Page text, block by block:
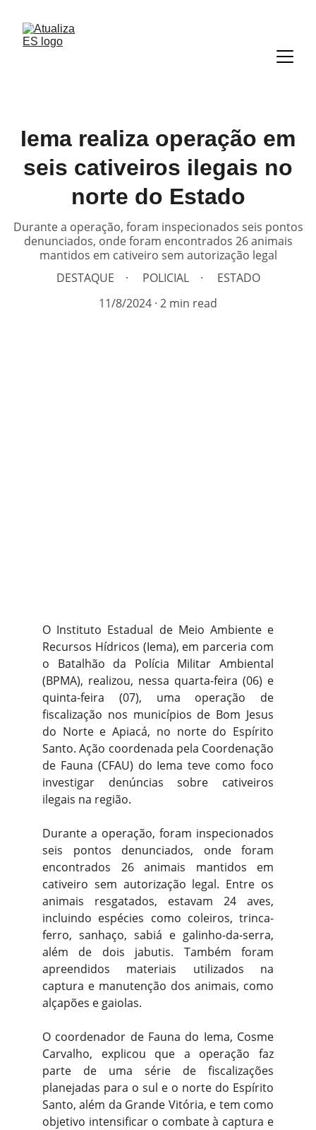
Iema realiza operação em
seis cativeiros ilegais no
norte do Estado
Durante a operação, foram inspecionados seis pontos
denunciados, onde foram encontrados 26 animais
mantidos em cativeiro sem autorização legal
DESTAQUE
POLICIAL
ESTADO
11/8/2024 2 min read
O Instituto Estadual de Meio Ambiente e
Recursos Hídricos (Iema), em parceria com
o Batalhão da Polícia Militar Ambiental
(BPMA), realizou, nessa quarta-feira (06) e
quinta-feira (07), uma operação de
fiscalização nos municípios de Bom Jesus
do Norte e Apiacá, no norte do Espírito
Santo. Ação coordenada pela Coordenação
de Fauna (CFAU) do Iema teve como foco
investigar denúncias sobre cativeiros
ilegais na região.
Durante a operação, foram inspecionados
seis pontos denunciados, onde foram
encontrados 26 animais mantidos em
cativeiro sem autorização legal. Entre os
animais resgatados, estavam 24 aves,
incluindo espécies como coleiros, trinca-
ferro, sanhaço, sabiá e galinho-da-serra,
além de dois jabutis. Também foram
apreendidos materiais utilizados na
captura e manutenção dos animais, como
alçapões e gaiolas.
O coordenador de Fauna do Iema, Cosme
Carvalho, explicou que a operação faz
parte de uma série de fiscalizações
planejadas para o sul e o norte do Espírito
Santo, além da Grande Vitória, e tem como
objetivo intensificar o combate à captura e